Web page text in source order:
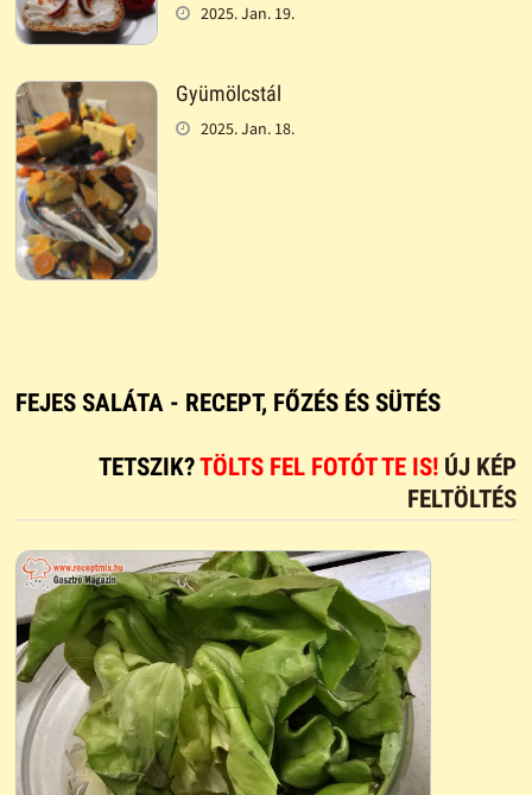
2025. Jan. 19.
Gyümölcstál
2025. Jan. 18.
FEJES SALÁTA - RECEPT, FŐZÉS ÉS SÜTÉS
TETSZIK?TÖLTS FEL FOTÓT TE IS! ÚJ KÉP
FELTÖLTÉS